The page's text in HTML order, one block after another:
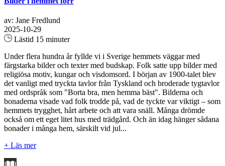
av: Jane Fredlund
2025-10-29
Lästid 15 minuter
Under flera hundra år fyllde vi i Sverige hemmets väggar med
färgstarka bilder och texter med budskap. Folk satte upp bilder med
religiösa motiv, kungar och visdomsord. I början av 1900-talet blev
det vanligt med tryckta tavlor från Tyskland och broderade tygtavlor
med ordspråk som "Borta bra, men hemma bäst". Bilderna och
bonaderna visade vad folk trodde på, vad de tyckte var viktigt – som
hemmets trygghet, hårt arbete och att vara snäll. Många drömde
också om ett eget litet hus med trädgård. Och än idag hänger sådana
bonader i många hem, särskilt vid jul...
+ Läs mer